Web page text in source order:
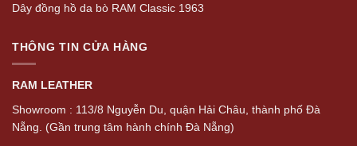
Dây đồng hồ da bò RAM Classic 1963
THÔNG TIN CỬA HÀNG
RAM LEATHER
Showroom : 113/8 Nguyễn Du, quận Hải Châu, thành phố Đà
Nẵng. (Gần trung tâm hành chính Đà Nẵng)